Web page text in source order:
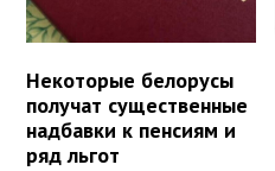
Некоторые белорусы
получат существенные
надбавки к пенсиям и
ряд льгот